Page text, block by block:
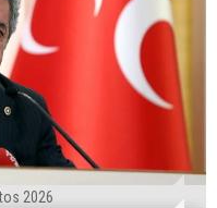
2026